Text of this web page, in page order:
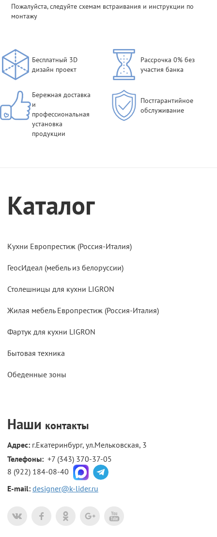
Пожалуйста, следуйте схемам встраивания и инструкции по
монтажу
Бесплатный 3D
дизайн проект
Рассрочка 0% без
участия банка
Бережная доставка
и
профессиональная
установка
продукции
Постгарантийное
обслуживание
Каталог
Кухни Европрестиж (Россия-Италия)
ГеосИдеал (мебель из белоруссии)
Столешницы для кухни LIGRON
Жилая мебель Европрестиж (Россия-Италия)
Фартук для кухни LIGRON
Бытовая техника
Обеденные зоны
Наши контакты
Адрес: г.Екатеринбург, ул.Мельковская, 3
Телефоны: +7 (343) 370-37-05
8 (922) 184-08-40
E-mail: designer@k-lider.ru